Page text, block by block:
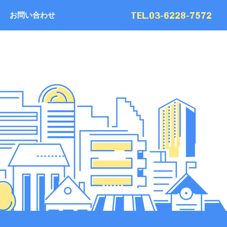
お問い合わせ TEL.03-6228-7572